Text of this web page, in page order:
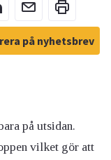
på nyhetsbrev
på utsidan.
vilket gör att